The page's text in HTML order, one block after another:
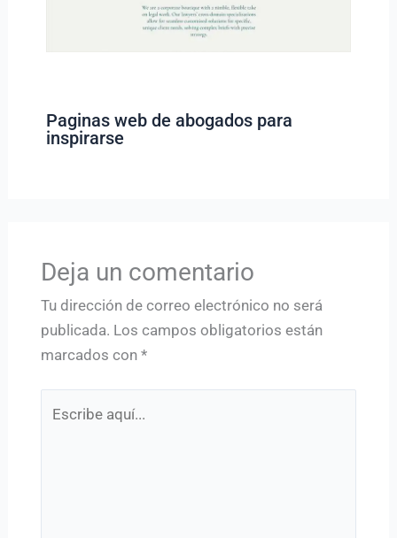
Paginas web de abogados para
inspirarse
Deja un comentario
Tu dirección de correo electrónico no será
publicada. Los campos obligatorios están
marcados con *